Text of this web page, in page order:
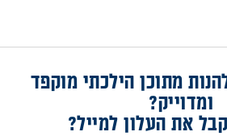
מתוכן הילכתי מוקפד
ומדוייק?
את העלון למייל?